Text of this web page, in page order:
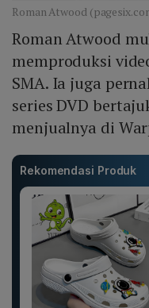
Roman Atwood
Roman Atwood
memproduksi
SMA. Ia juga
series DVD
menjualnya di
Rekomendasi Produk